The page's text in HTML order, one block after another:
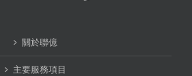
關於聯億
主要服務項目